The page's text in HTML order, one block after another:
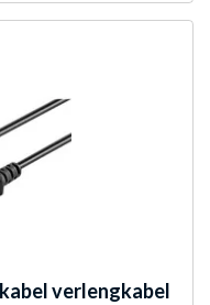
verlengkabel